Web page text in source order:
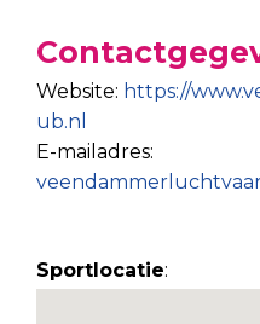
Website: https://
ub.nl
E-mailadres:
Sportlocatie: